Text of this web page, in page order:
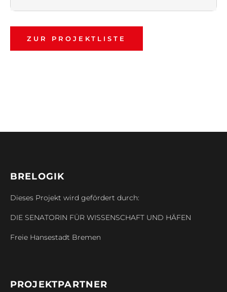
ZUR PROJEKTLISTE
BRELOGIK
Dieses Projekt wird gefördert durch:
DIE SENATORIN FÜR WISSENSCHAFT UND HÄFEN
Freie Hansestadt Bremen
PROJEKTPARTNER